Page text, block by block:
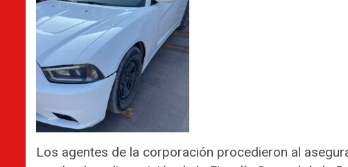
Los agentes de la corporación procedieron al